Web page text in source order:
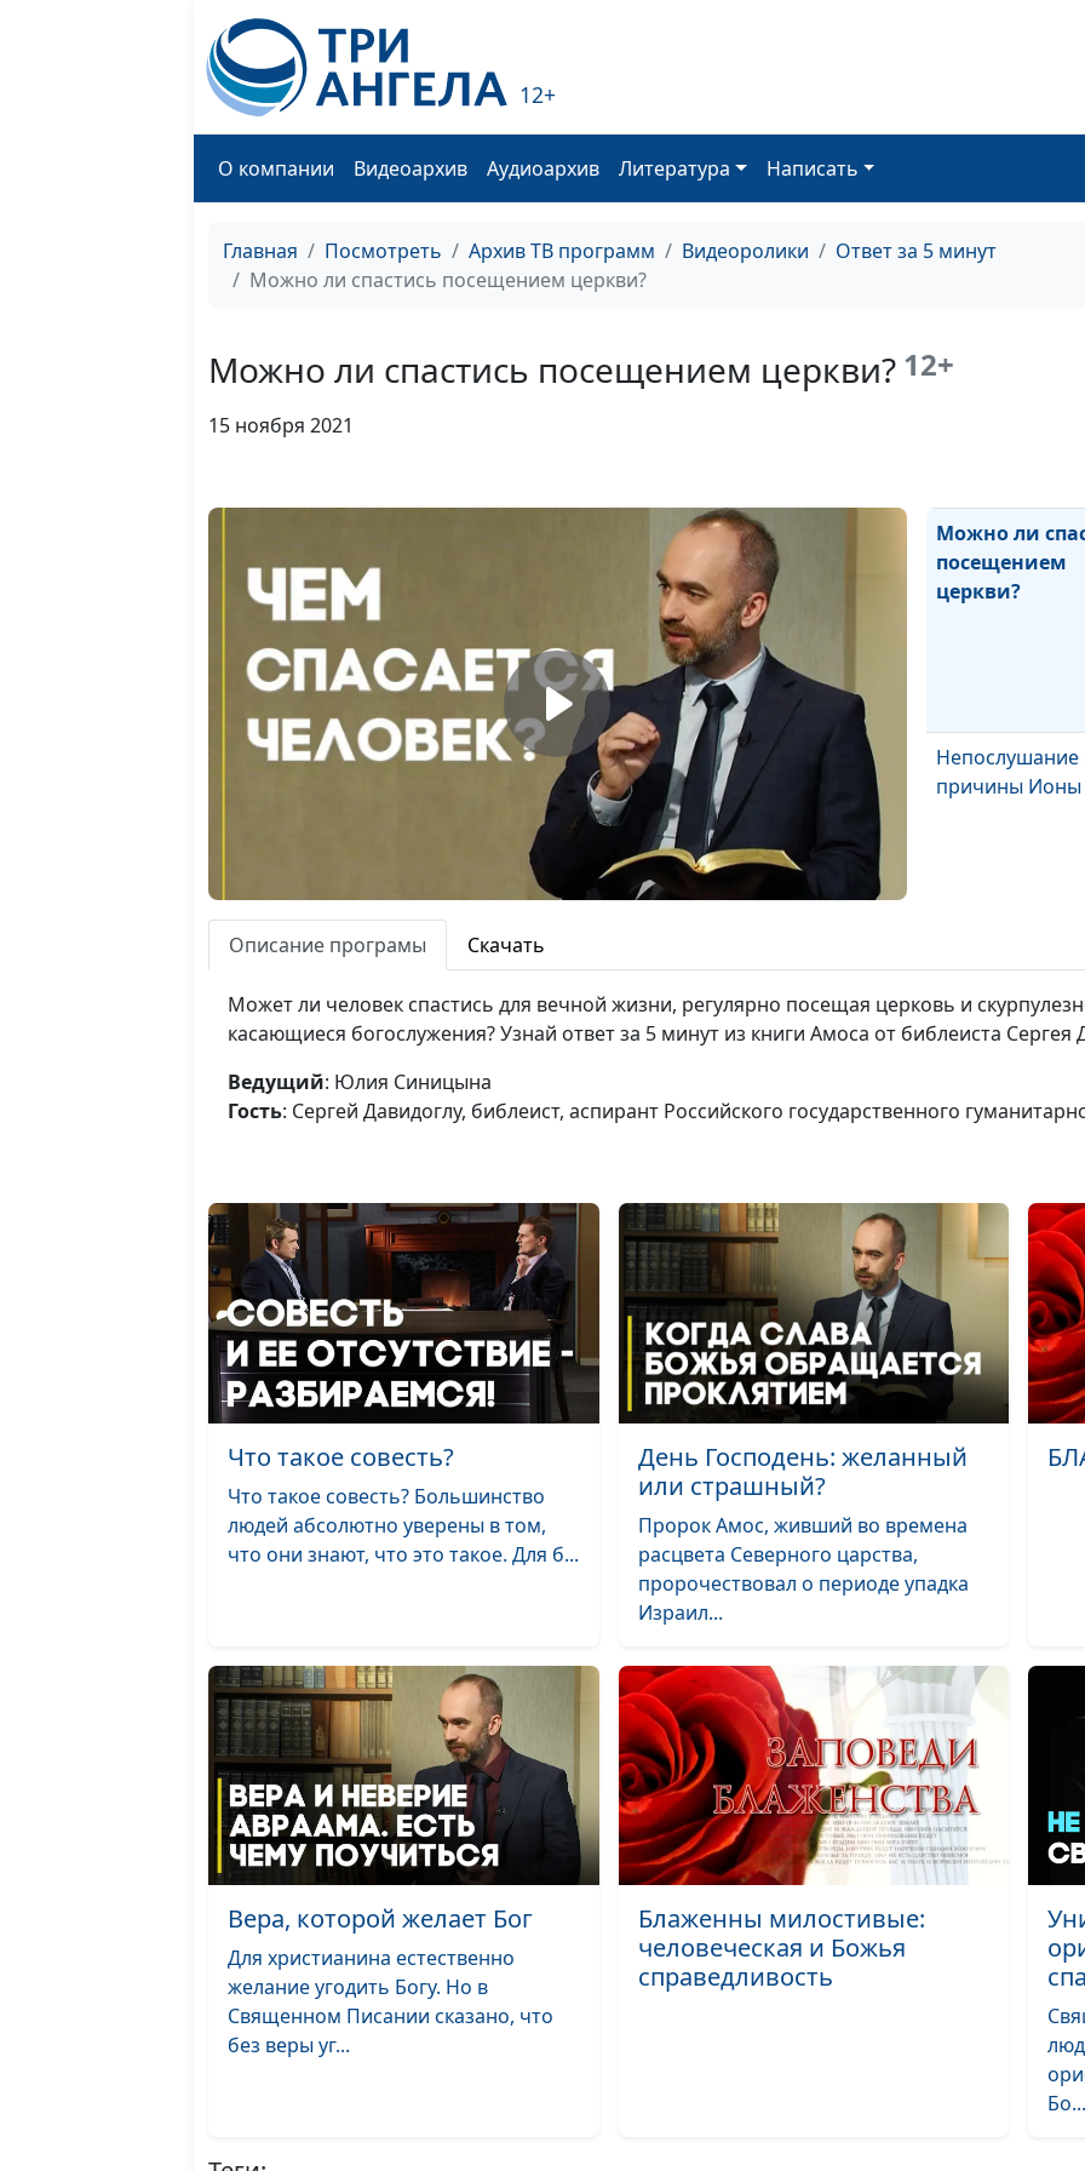
12+
О компании Видеоархив Аудиоархив Литература Написать
Главная Посмотреть Архив ТВ программ Видеоролики
Ответ за 5 минут
Можно ли спастись посещением церкви?
Можно ли спастись посещением церкви? 12+
15 ноября 2021
Управление
временем?
Можно ли
посещением
церкви?
Непослушание
причины Ионы
Библии?
Семья по-
Деструктивное
поведение
Дети и гаджеты:
сыновей
Как
ребенка
Правильное
развитие
Физические
последствия
Как отказывать
Описание програмы Скачать
Может ли человек спастись для вечной жизни, регулярно посещая церковь и
касающиеся богослужения? Узнай ответ за 5 минут из книги Амоса от библеиста Сергея
Ведущий: Юлия Синицына
Гость: Сергей Давидоглу, библеист, аспирант Российского государственного
Что такое совесть?
Что такое совесть? Большинство
людей абсолютно уверены в том,
что они знают, что это такое. Для б...
День Господень: желанный
или страшный?
Пророк Амос, живший во времена
расцвета Северного царства,
пророчествовал о периоде упадка
Израил...
Вера, которой желает Бог
Для христианина естественно
желание угодить Богу. Но в
Священном Писании сказано, что
без веры уг...
Блаженны милостивые:
человеческая и Божья
справедливость
Бо...